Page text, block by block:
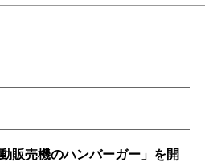
販売機のハンバーガー」を開